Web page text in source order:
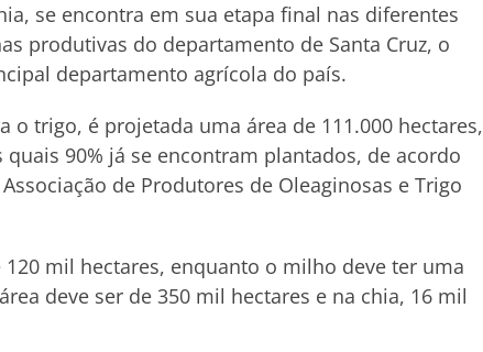
se encontra em sua etapa final nas diferentes
produtivas do departamento de Santa Cruz, o
departamento agrícola do país.
o trigo, é projetada uma área de 111.000 hectares,
quais 90% já se encontram plantados, de acordo
de Produtores de Oleaginosas e Trigo
mil hectares, enquanto o milho deve ter uma
deve ser de 350 mil hectares e na chia, 16 mil